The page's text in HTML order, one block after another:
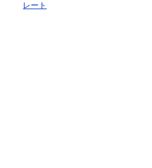
レート